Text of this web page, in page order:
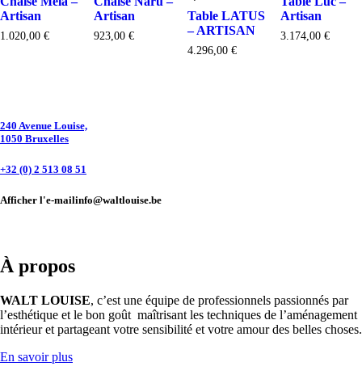
Artisan
1.020,00 €
Artisan
923,00 €
Table LATUS
– ARTISAN
4.296,00 €
Artisan
3.174,00€
240 Avenue Louise,
1050 Bruxelles
+32 (0) 2 513 08 51
Afficher l'e-mailinfo@waltlouise.be
À propos
WALT LOUISE, c’est une équipe de professionnels passionnés par
l’esthétique et le bon goût maîtrisant les techniques de l’aménagement
intérieur et partageant votre sensibilité et votre amour des belles choses.
En savoir plus